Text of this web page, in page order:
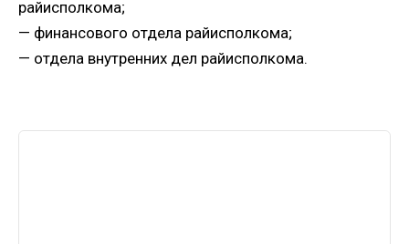
райисполкома;
— финансового отдела райисполкома;
— отдела внутренних дел райисполкома.